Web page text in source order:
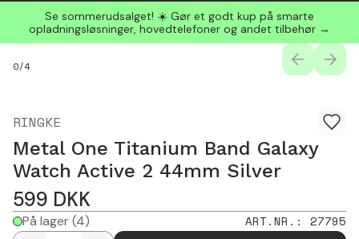
Se sommerudsalget! ☀️ Gør et godt kup på smarte
opladningsløsninger, hovedtelefoner og andet tilbehør →
0/4
RINGKE
Metal One Titanium Band Galaxy
Watch Active 2 44mm Silver
599 DKK
På lager(4) ART.NR. : 27795